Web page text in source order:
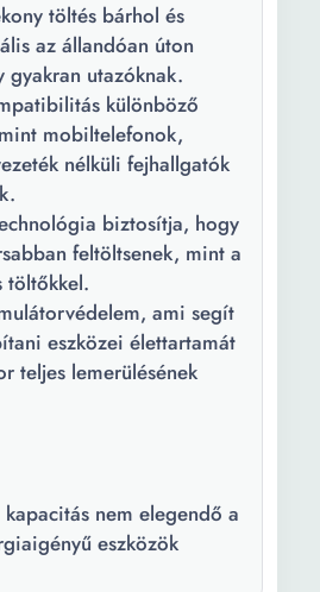
védelem az eszköz
az akkumulátor a
a
a rövidzárlat
és a visszafordulás ellen
Leállítás
LED kijelző Vezeték
töltés
Mikro USB kábel 1 Külső
nélküli
cm
töltés bárhol és
az állandóan úton
gyakran utazóknak.
különböző
mobiltelefonok,
nélküli fejhallgatók
biztosítja, hogy
feltöltsenek, mint a
töltőkkel.
ami segít
eszközei élettartamát
teljes lemerülésének
nem elegendő a
eszközök